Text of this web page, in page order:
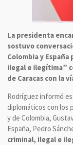
La presidenta
sostuvo
Colombia y
ilegal e ilegítima”
de Caracas con la
Rodríguez informó
diplomáticos con los
y de Colombia,
España, Pedro
criminal, ilegal e